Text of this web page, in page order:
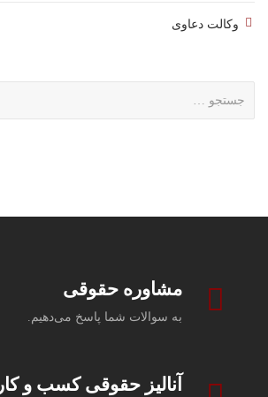
وکالت دعاوی
مشاوره حقوقی
به سوالات شما پاسخ می‌دهیم.
آنالیز حقوقی کسب و کار